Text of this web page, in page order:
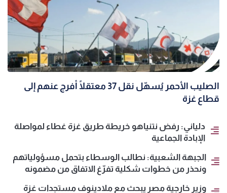
الصليب الأحمر يُسهّل نقل 37 معتقلًا أُفرج عنهم إلى
قطاع غزة
دلياني: رفض نتنياهو خريطة طريق غزة غطاء لمواصلة
الإبادة الجماعية
الجبهة الشعبية: نطالب الوسطاء بتحمل مسؤولياتهم
ونحذر من خطوات شكلية تفرّغ الاتفاق من مضمونه
وزير خارجية مصر يبحث مع ملادينوف مستجدات غزة